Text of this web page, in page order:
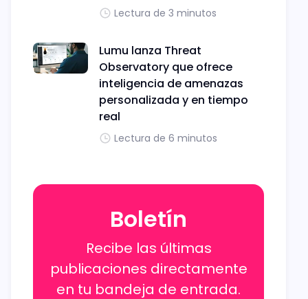
Lectura de 3 minutos
Lumu lanza Threat
Observatory que ofrece
inteligencia de amenazas
personalizada y en tiempo
real
Lectura de 6 minutos
Boletín
Recibe las últimas
publicaciones directamente
en tu bandeja de entrada.